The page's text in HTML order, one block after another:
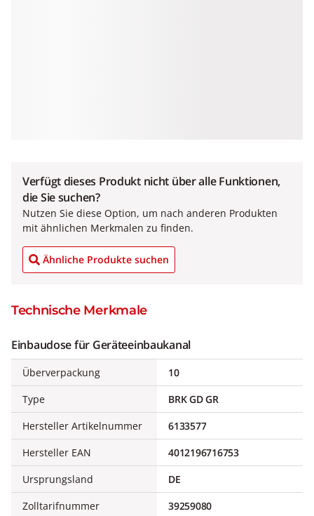
Verfügt dieses Produkt nicht über alle Funktionen,
die Sie suchen?
Nutzen Sie diese Option, um nach anderen Produkten
mit ähnlichen Merkmalen zu finden.
Ähnliche Produkte suchen
Technische Merkmale
Einbaudose für Geräteeinbaukanal
Überverpackung
10
Type
BRK GD GR
Hersteller Artikelnummer
6133577
Hersteller EAN
4012196716753
Ursprungsland
DE
Zolltarifnummer
39259080